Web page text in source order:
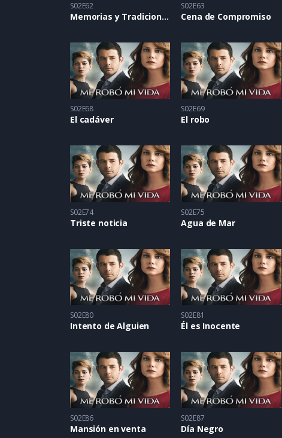
S02E62
Memorias y Tradiciones
S02E63
Cena de Compromiso
S02E68
El cadáver
S02E69
El robo
S02E74
Triste noticia
S02E75
Agua de Mar
S02E80
Intento de Alguien
S02E81
Él es Inocente
S02E86
Mansión en venta
S02E87
Día Negro